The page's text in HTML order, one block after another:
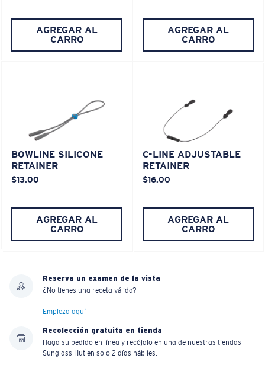
AGREGAR AL
CARRO
AGREGAR AL
CARRO
BOWLINE SILICONE
RETAINER
$13.00
AGREGAR AL
CARRO
C-LINE ADJUSTABLE
RETAINER
$16.00
AGREGAR AL
CARRO
Reserva un examen de la vista
¿No tienes una receta válida?
Empieza aquí
Recolección gratuita en tienda
Haga su pedido en línea y recójalo en una de nuestras tiendas
Sunglass Hut en solo 2 días hábiles.